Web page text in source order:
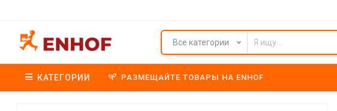
Все категории
КАТЕГОРИИ РАЗМЕЩАЙТЕ ТОВАРЫ НА ENHOF